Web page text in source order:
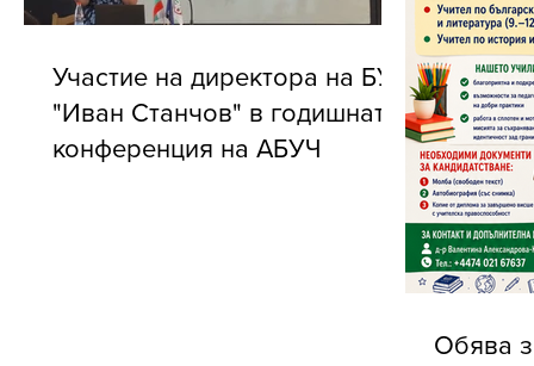
Участие на директора на БУ
"Иван Станчов" в годишната
конференция на АБУЧ
Обява